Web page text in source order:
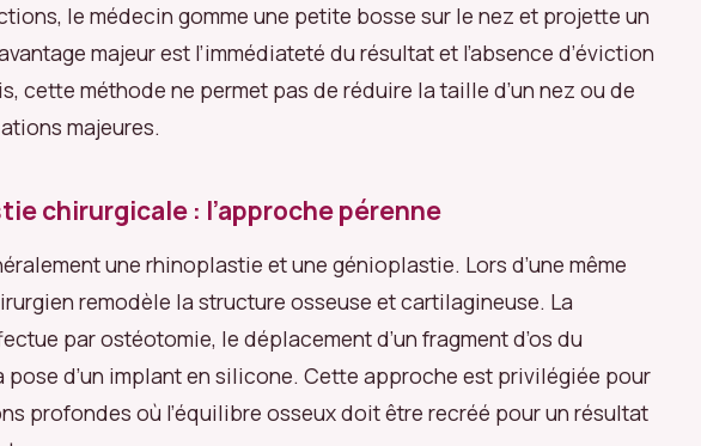
le médecin gomme une petite bosse sur le nez et projette un
majeur est l’immédiateté du résultat et l’absence d’éviction
cette méthode ne permet pas de réduire la taille d’un nez ou de
majeures.
chirurgicale : l’approche pérenne
une rhinoplastie et une génioplastie. Lors d’une même
remodèle la structure osseuse et cartilagineuse. La
par ostéotomie, le déplacement d’un fragment d’os du
pose d’un implant en silicone. Cette approche est privilégiée pour
profondes où l’équilibre osseux doit être recréé pour un résultat